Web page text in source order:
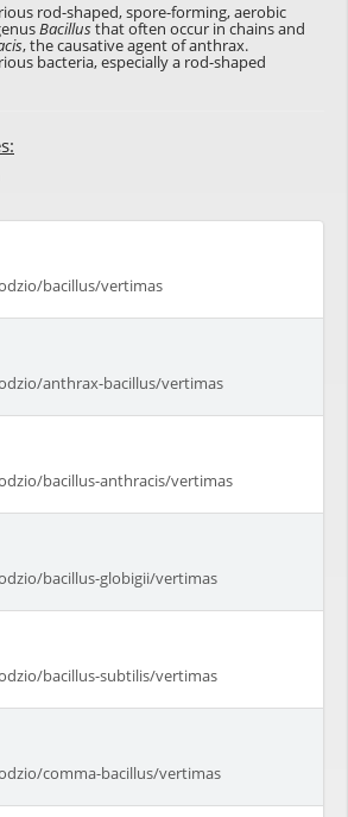
rod-shaped, spore-forming, aerobic
Bacillusthat often occur in chains and
, the causative agent of anthrax.
bacteria, especially a rod-shaped
bacillus/vertimas
anthrax-bacillus/vertimas
bacillus-anthracis/vertimas
bacillus-globigii/vertimas
bacillus-subtilis/vertimas
comma-bacillus/vertimas